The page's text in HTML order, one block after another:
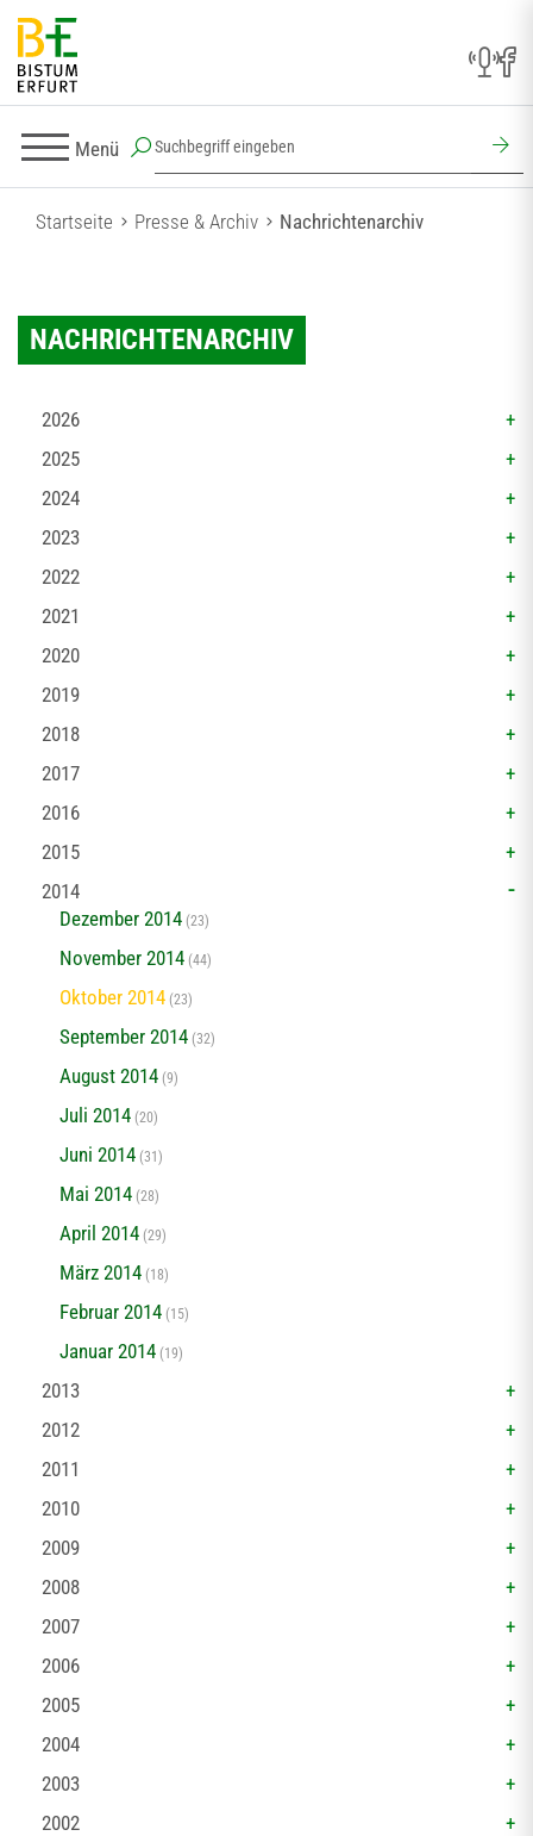
Menü
Startseite Presse & Archiv Nachrichtenarchiv
NACHRICHTENARCHIV
2026
2025
2024
2023
2022
2021
2020
2019
2018
2017
2016
2015
2014
Dezember 2014 (23)
November 2014 (44)
Oktober 2014 (23)
September 2014 (32)
August 2014 (9)
Juli 2014 (20)
Juni 2014 (31)
Mai 2014 (28)
April 2014 (29)
März 2014 (18)
Februar 2014 (15)
Januar 2014 (19)
2013
2012
2011
2010
2009
2008
2007
2006
2005
2004
2003
2002